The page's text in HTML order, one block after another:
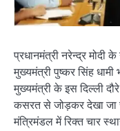
प्रधानमंत्री नरेन्द्र मोदी
मुख्यमंत्री पुष्कर सिंह धामी
मुख्यमंत्री के इस दिल्ली
कसरत से जोड़कर देखा जा
मंत्रिमंडल में रिक्त चार